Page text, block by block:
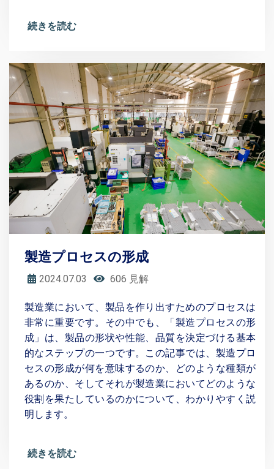
続きを読む
製造プロセスの形成
2024.07.03 606 見解
製造業において、製品を作り出すためのプロセスは
非常に重要です。その中でも、「製造プロセスの形
成」は、製品の形状や性能、品質を決定づける基本
的なステップの一つです。この記事では、製造プロ
セスの形成が何を意味するのか、どのような種類が
あるのか、そしてそれが製造業においてどのような
役割を果たしているのかについて、わかりやすく説
明します。
続きを読む